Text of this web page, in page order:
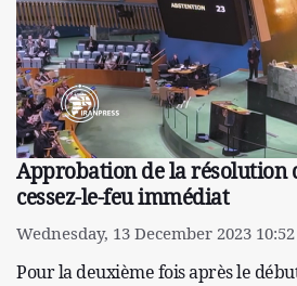
Approbation de la résolution
cessez-le-feu immédiat
Wednesday, 13 December 2023 10:52
Pour la deuxième fois après le